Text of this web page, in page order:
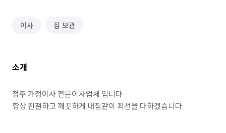
이사 짐 보관
소개
청주 가정이사 전문이사업체 입니다
항상 친절하고 깨끗하게 내집같이 최선을 다하겠습니다